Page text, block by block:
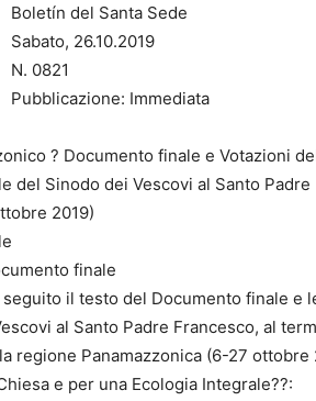
Boletín del Santa Sede
Sabato, 26.10.2019
N. 0821
Pubblicazione: Immediata
? Documento finale e Votazioni
del Sinodo dei Vescovi al Santo Padre
2019)
finale
il testo del Documento finale e
al Santo Padre Francesco, al
regione Panamazzonica (6-27 ottobre
e per una Ecologia Integrale??: